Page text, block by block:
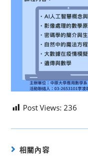
Post Views: 236
相關內容